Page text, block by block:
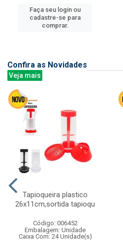
Faça seu login ou
cadastre-se para
comprar.
Confira as Novidades
Veja mais
Tapioqueira plastico
26x11cm,sortida tapioqu
Código: 006452
Embalagem: Unidade
Caixa Com: 24 Unidade(s)